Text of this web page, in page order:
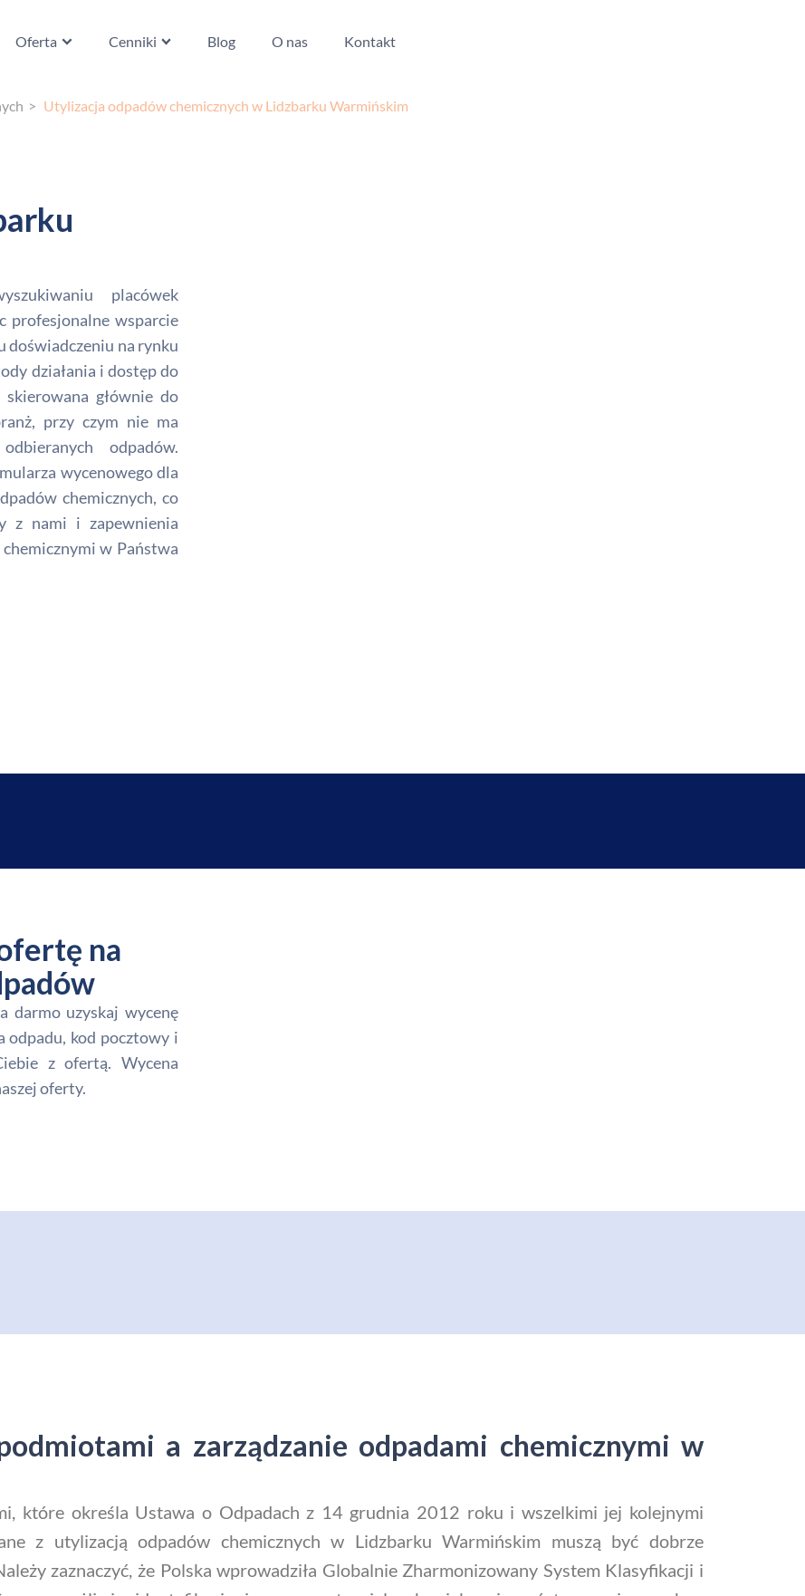
Oferta Cenniki Blog O nas Kontakt
Utylizacja odpadów chemicznych w Lidzbarku Warmińskim
placówek
profesjonalne wsparcie
na rynku
działania i dostęp do
głównie do
przy czym nie ma
odpadów.
wycenowego dla
chemicznych, co
z nami i zapewnienia
w Państwa
na
darmo uzyskaj wycenę
odpadu, kod pocztowy i
z ofertą. Wycena
oferty.
a zarządzanie odpadami chemicznymi w
które określa Ustawa o Odpadach z 14 grudnia 2012 roku i wszelkimi jej kolejnymi
z utylizacją odpadów chemicznych w Lidzbarku Warmińskim muszą być dobrze
zaznaczyć, że Polska wprowadziła Globalnie Zharmonizowany System Klasyfikacji i